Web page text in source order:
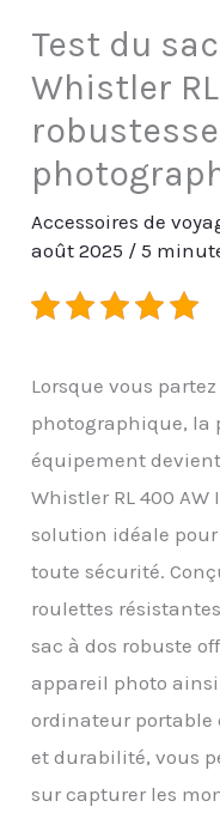
Test du
Whistler
Accessoires de
août 2025 /5
Lorsque vous
photographique, la
équipement
Whistler RL 400
solution idéale
toute sécurité.
roulettes
sac à dos robuste
appareil photo
ordinateur portable
et durabilité, vous
sur capturer les